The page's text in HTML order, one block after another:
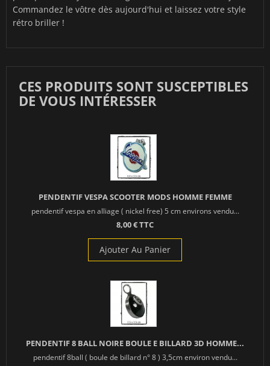
Commandez le vôtre dès aujourd'hui et laissez votre style
rétro briller !
CES PRODUITS SONT SUSCEPTIBLES
DE VOUS INTÉRESSER
PENDENTIF VESPA SCOOTER MODS HOMME FEMME
pendentif vespa en alliage ( nickel free) 5 cm environs vendu...
8,00 € TTC
Ajouter Au Panier
PENDENTIF 8 BALL NOIRE BOULE E BILLARD 3D HOMME...
pendentif 8ball ( boule de billard n° 8 ) 3,5cm environ vendu...